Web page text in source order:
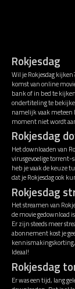
Rokjesdag
Wil je Rokjesdag
komst van online
bank of in bed te
ondertiteling te
namelijk vaak meteen
moment niet wordt
Rokjesdag
Het downloaden van
virusgevoelige torrent-
heb je vaak de keuze
dat je Rokjesdag ook
Rokjesdag
Het streamen van
de movie gedownload
Er zijn steeds meer
abonnement kost je
kennismakingskorting,
Ideaal!
Rokjesdag
Er was een tijd, lang